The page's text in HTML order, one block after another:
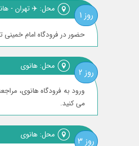
روز 1
محل: ✈️ تهران -
حضور در فرودگاه امام خمینی تهران حدود 3 ساعت قبل از پرواز، انجام تشریفات
روز 2
محل: هانوی
می کنید.
روز 3
محل: هانوی